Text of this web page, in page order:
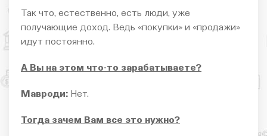
Так что, естественно, есть люди, уже
получающие доход. Ведь «покупки» и «продажи»
идут постоянно.
А Вы на этом что-то зарабатываете?
Мавроди: Нет.
Тогда зачем Вам все это нужно?